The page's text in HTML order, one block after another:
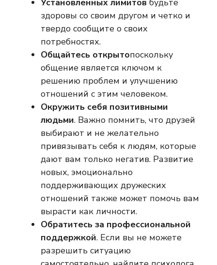
Установленных лимитов будьте
здоровы со своим другом и четко и
твердо сообщите о своих
потребностях.
Общайтесь открытопоскольку
общение является ключом к
решению проблем и улучшению
отношений с этим человеком.
Окружить себя позитивными
людьми. Важно помнить, что друзей
выбирают и не желательно
привязывать себя к людям, которые
дают вам только негатив. Развитие
новых, эмоционально
поддерживающих дружеских
отношений также может помочь вам
вырасти как личности.
Обратитесь за профессиональной
поддержкой. Если вы не можете
разрешить ситуацию